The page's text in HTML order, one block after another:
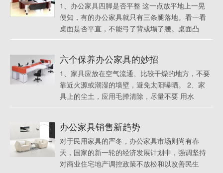
1、办公家具四脚是否平整 这一点放平地上一晃
便知，有的办公家具就只有三条腿落地。看一看
桌面是否平直，不能弓了背或塌了腰。桌面凸
六个保养办公家具的妙招
1、家具应放在空气流通、比较干燥的地方，不要
靠近火源或潮湿的墙壁，避免太阳曝晒。 2、家
具上的尘土，应用毛掸清除，尽量不要 用水
办公家具销售新趋势
对于民用家具的严冬，办公家具市场则尚有春
天，国家的新一轮的经济发展计划中，强调坚持
对商业住宅地产调控政策不放松和以改善民生